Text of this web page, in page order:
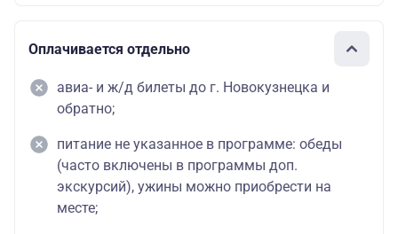
Оплачивается отдельно
авиа- и ж/д билеты до г. Новокузнецка и
обратно;
питание не указанное в программе: обеды
(часто включены в программы доп.
экскурсий), ужины можно приобрести на
месте;